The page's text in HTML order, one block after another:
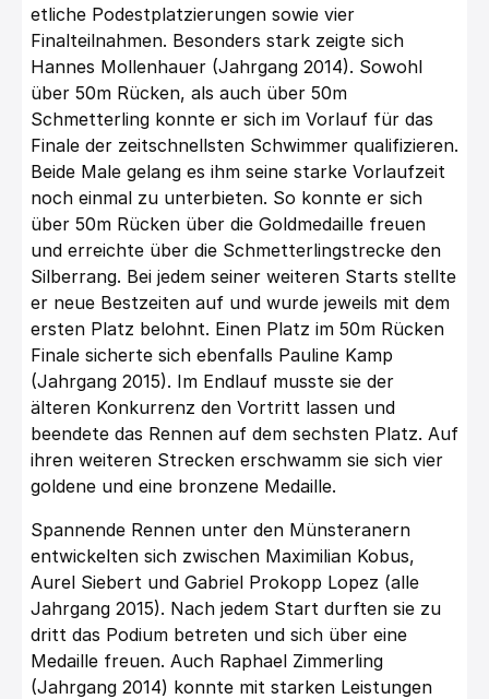
etliche Podestplatzierungen sowie vier
Finalteilnahmen. Besonders stark zeigte sich
Hannes Mollenhauer (Jahrgang 2014). Sowohl
über 50m Rücken, als auch über 50m
Schmetterling konnte er sich im Vorlauf für das
Finale der zeitschnellsten Schwimmer qualifizieren.
Beide Male gelang es ihm seine starke Vorlaufzeit
noch einmal zu unterbieten. So konnte er sich
über 50m Rücken über die Goldmedaille freuen
und erreichte über die Schmetterlingstrecke den
Silberrang. Bei jedem seiner weiteren Starts stellte
er neue Bestzeiten auf und wurde jeweils mit dem
ersten Platz belohnt. Einen Platz im 50m Rücken
Finale sicherte sich ebenfalls Pauline Kamp
(Jahrgang 2015). Im Endlauf musste sie der
älteren Konkurrenz den Vortritt lassen und
beendete das Rennen auf dem sechsten Platz. Auf
ihren weiteren Strecken erschwamm sie sich vier
goldene und eine bronzene Medaille.
Spannende Rennen unter den Münsteranern
entwickelten sich zwischen Maximilian Kobus,
Aurel Siebert und Gabriel Prokopp Lopez (alle
Jahrgang 2015). Nach jedem Start durften sie zu
dritt das Podium betreten und sich über eine
Medaille freuen. Auch Raphael Zimmerling
(Jahrgang 2014) konnte mit starken Leistungen